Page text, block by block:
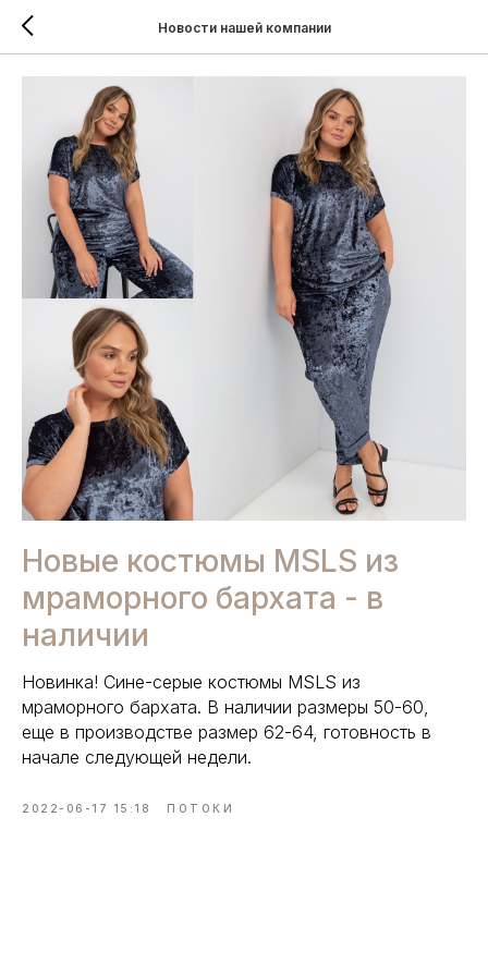
Новости нашей компании
Новые костюмы MSLS из
мраморного бархата - в
наличии
Новинка! Сине-серые костюмы MSLS из
мраморного бархата. В наличии размеры 50-60,
еще в производстве размер 62-64, готовность в
начале следующей недели.
2022-06-17 15:18 ПОТОКИ